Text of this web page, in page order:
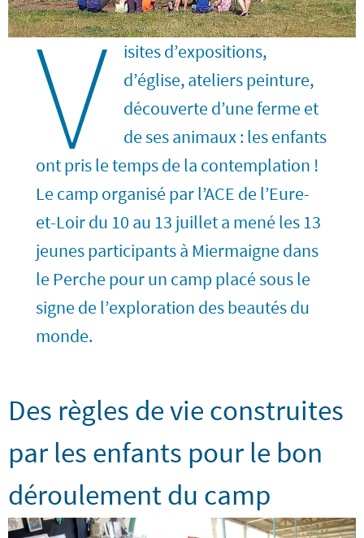
V
isites d’expositions,
d’église, ateliers peinture,
découverte d’une ferme et
de ses animaux : les enfants
ont pris le temps de la contemplation !
Le camp organisé par l’ACE de l’Eure-
et-Loir du 10 au 13 juillet a mené les 13
jeunes participants à Miermaigne dans
le Perche pour un camp placé sous le
signe de l’exploration des beautés du
monde.
Des règles de vie construites
par les enfants pour le bon
déroulement du camp